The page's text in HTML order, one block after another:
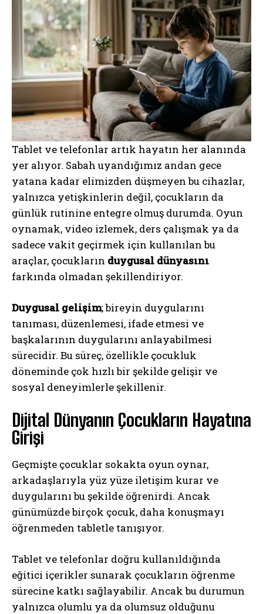
Tablet ve telefonlar artık hayatın her alanında
yer alıyor. Sabah uyandığımız andan gece
yatana kadar elimizden düşmeyen bu cihazlar,
yalnızca yetişkinlerin değil, çocukların da
günlük rutinine entegre olmuş durumda. Oyun
oynamak, video izlemek, ders çalışmak ya da
sadece vakit geçirmek için kullanılan bu
araçlar, çocukların duygusal dünyasını
farkında olmadan şekillendiriyor.
Duygusal gelişim; bireyin duygularını
tanıması, düzenlemesi, ifade etmesi ve
başkalarının duygularını anlayabilmesi
sürecidir. Bu süreç, özellikle çocukluk
döneminde çok hızlı bir şekilde gelişir ve
sosyal deneyimlerle şekillenir.
Dijital Dünyanın Çocukların Hayatına
Girişi
Geçmişte çocuklar sokakta oyun oynar,
arkadaşlarıyla yüz yüze iletişim kurar ve
duygularını bu şekilde öğrenirdi. Ancak
günümüzde birçok çocuk, daha konuşmayı
öğrenmeden tabletle tanışıyor.
Tablet ve telefonlar doğru kullanıldığında
eğitici içerikler sunarak çocukların öğrenme
sürecine katkı sağlayabilir. Ancak bu durumun
yalnızca olumlu ya da olumsuz olduğunu